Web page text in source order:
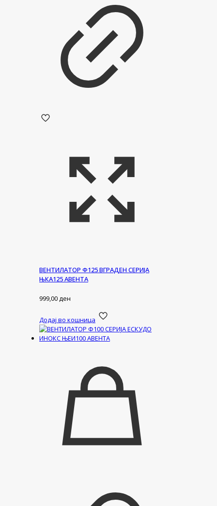
ВЕНТИЛАТОР Ф125 ВГРАДЕН СЕРИЈА
ЊКА125 АВЕНТА
999,00ден
Додај во кошница